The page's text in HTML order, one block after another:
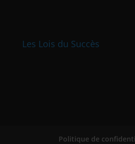
Les Lois du Succès
Politique de